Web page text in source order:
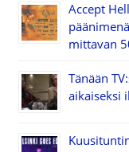
Accept
mittavan
Tänään
aikaiseksi